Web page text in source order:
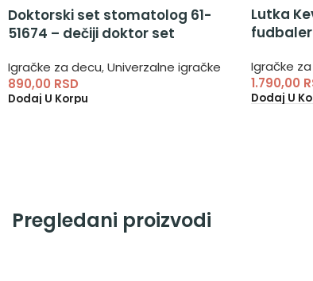
Doktorski set stomatolog 61-
51674 – dečiji doktor set
Igračke za decu,Univerzalne igračke
890,00 RSD
Dodaj U Korpu
Lutka
Igračke
1.790,00
Dodaj U
Pregledani proizvodi